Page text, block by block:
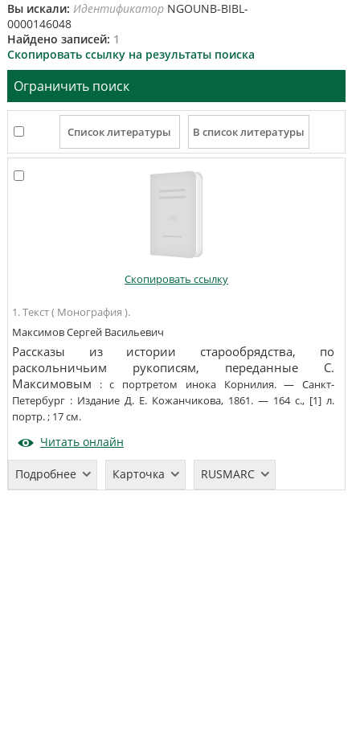
Вы искали: ИдентификаторNGOUNB-BIBL-
0000146048
Найдено записей: 1
Скопировать ссылку на результаты поиска
Ограничить поиск
Скопировать ссылку
1. Текст ( Монография ).
Максимов Сергей Васильевич
Рассказы из истории старообрядства, по
раскольничьим рукописям, переданные С.
Максимовым
: с портретом инока Корнилия. — Санкт-
Петербург :Издание Д. Е. Кожанчикова,1861. —164 с., [1] л.
портр.; 17см.
Читать онлайн
Подробнее Карточка RUSMARC